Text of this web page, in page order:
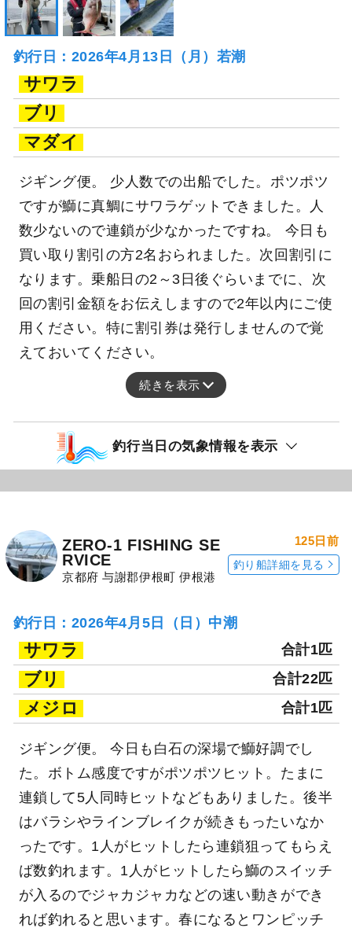
釣行日：2026年4月13日（月）若潮
サワラ
ブリ
マダイ
ジギング便。 少人数での出船でした。ポツポツ
ですが鰤に真鯛にサワラゲットできました。人
数少ないので連鎖が少なかったですね。 今日も
買い取り割引の方2名おられました。次回割引に
なります。乗船日の2～3日後ぐらいまでに、次
回の割引金額をお伝えしますので2年以内にご使
用ください。特に割引券は発行しませんので覚
えておいてください。
続きを表示
釣行当日の気象情報を表示
ZERO-1 FISHING SE
RVICE
京都府 与謝郡伊根町 伊根港
125日前
釣り船詳細を見る
釣行日：2026年4月5日（日）中潮
サワラ 合計1匹
ブリ 合計22匹
メジロ 合計1匹
ジギング便。 今日も白石の深場で鰤好調でし
た。ボトム感度ですがポツポツヒット。たまに
連鎖して5人同時ヒットなどもありました。後半
はバラシやラインブレイクが続きもったいなか
ったです。1人がヒットしたら連鎖狙ってもらえ
ば数釣れます。1人がヒットしたら鰤のスイッチ
が入るのでジャカジャカなどの速い動きができ
れば釣れると思います。春になるとワンピッチ